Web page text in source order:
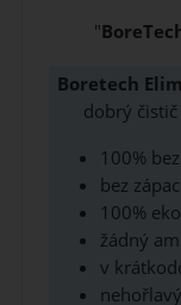
"
Boretech
dobrý
100%
bez
100%
žádný
v
nehořlavý